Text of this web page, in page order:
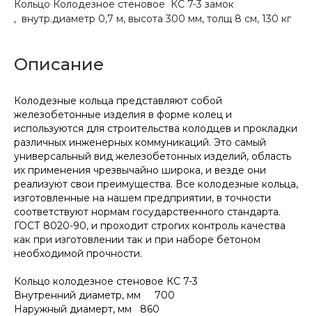
Кольцо Колодезное стеновое КС 7-3 замок
, внутр.диаметр 0,7 м, высота 300 мм, толщ 8 см, 130 кг
Описание
Колодезные кольца представляют собой
железобетонные изделия в форме колец и
используются для строительства колодцев и прокладки
различных инженерных коммуникаций. Это самый
универсальный вид железобетонных изделий, область
их применения чрезвычайно широка, и везде они
реализуют свои преимущества. Все колодезные кольца,
изготовленные на нашем предприятии, в точности
соответствуют нормам государственного стандарта.
ГОСТ 8020-90, и проходит строгих контроль качества
как при изготовлении так и при наборе бетоном
необходимой прочности.
Кольцо колодезное стеновое КС 7-3
Внутренний диаметр, мм 700
Наружный диамерт, мм 860